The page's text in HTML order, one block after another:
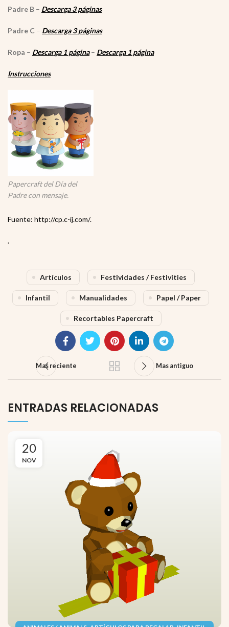
Padre B – Descarga 3 páginas
Padre C – Descarga 3 páginas
Ropa – Descarga 1 página– Descarga 1 página
Instrucciones
Papercraft del Día del
Padre con mensaje.
Fuente: http://cp.c-ij.com/.
.
Artículos Festividades / Festivities
Infantil Manualidades Papel / Paper
Recortables Papercraft
Mas reciente Mas antiguo
ENTRADAS RELACIONADAS
20
NOV